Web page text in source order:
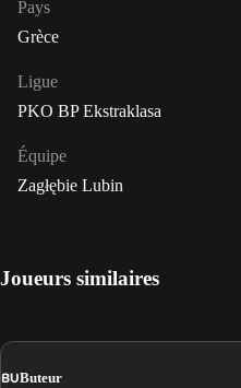
Pays
Grèce
Ligue
PKO BP Ekstraklasa
Équipe
Zagłębie Lubin
Joueurs similaires
BUButeur